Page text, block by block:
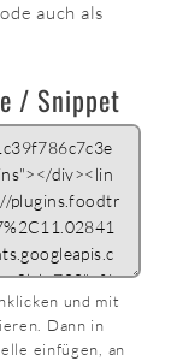
auch als
/ Snippet
und mit
Dann in
einfügen, an